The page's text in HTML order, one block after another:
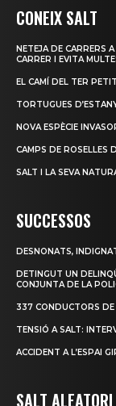
CONEIX SALT
NETEJA DE CARRERS
CARRER I EVITA
EL CAMÍ DEL TER PETIT
TORTUGUES
NOVA ESPÈCIE
CAMPS DE ROSELLES
SALT I LA SEVA
SUCCESSOS
DESNONATS,
DETINGUT UN
CONJUNTA DE LA
337 CONDUCTORS
TENSIÓ A SALT:
ACCIDENT A L’ESPAI
SALT ALEATORI